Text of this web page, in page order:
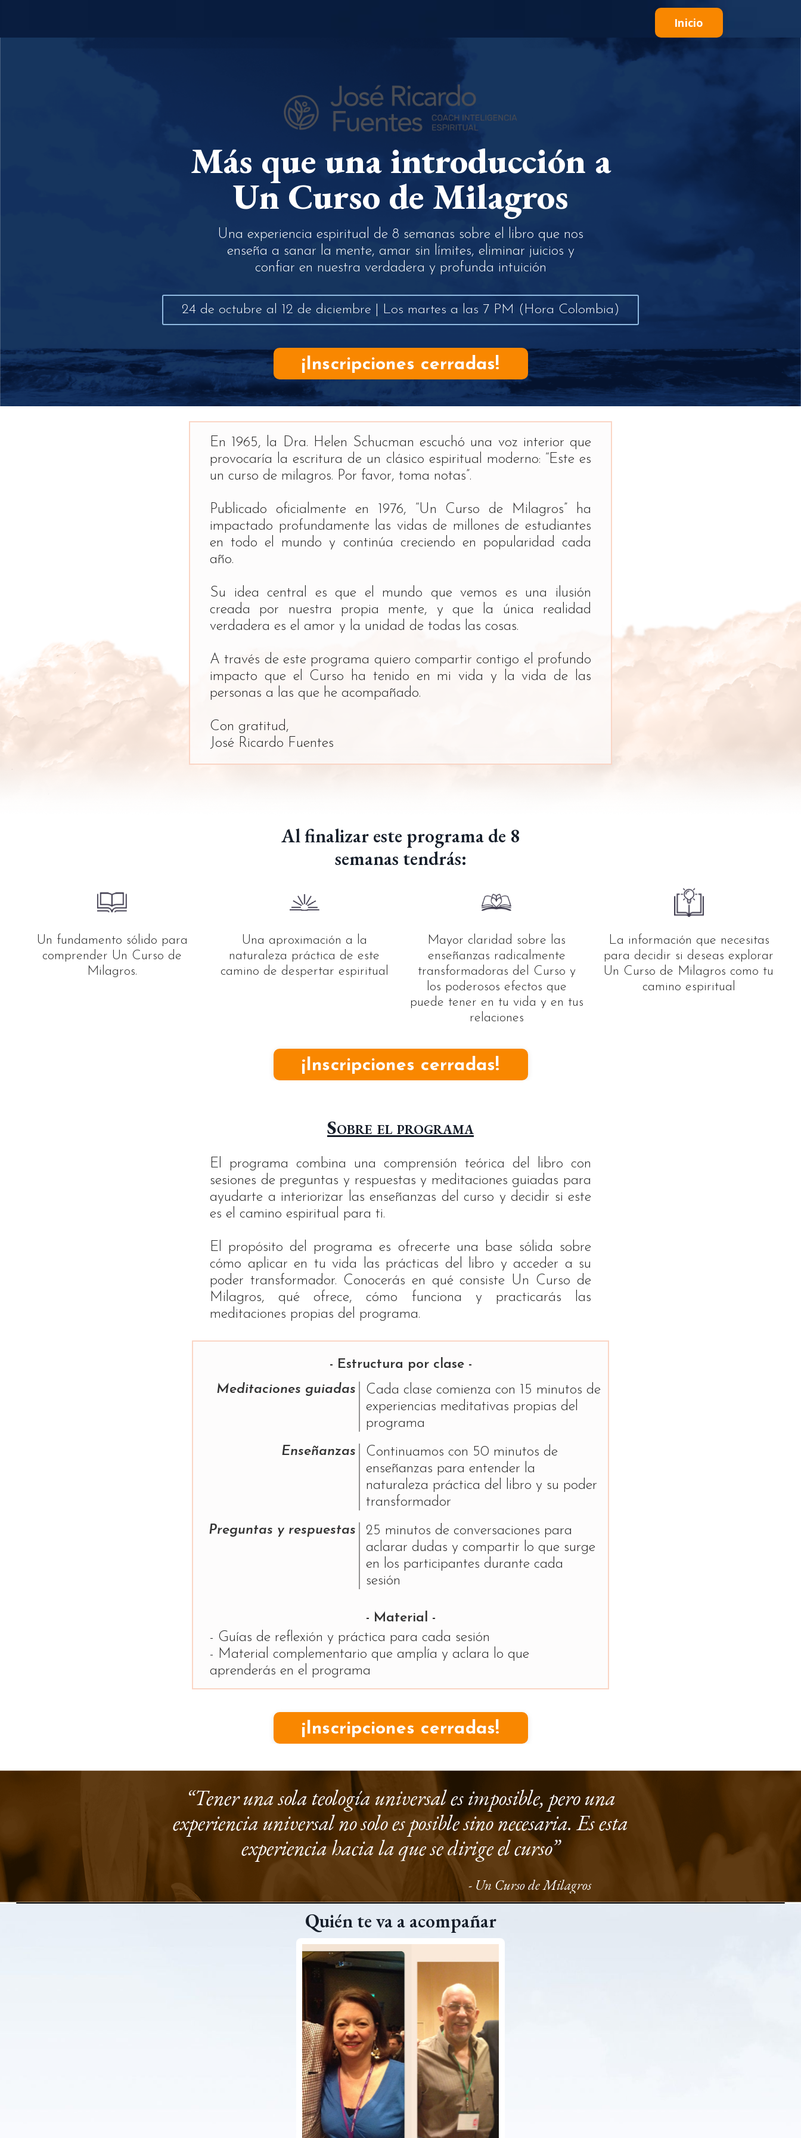
Inicio
Más que una introducción a
Un Curso de Milagros
Una experiencia espiritual de 8 semanas sobre el libro que nos
enseña a sanar la mente, amar sin límites, eliminar juicios y
confiar en nuestra verdadera y profunda intuición
24 de octubre al 12 de diciembre | Los martes a las 7 PM (Hora Colombia)
¡Inscripciones cerradas!
En 1965, la Dra. Helen Schucman escuchó una voz interior que
provocaría la escritura de un clásico espiritual moderno: “Este es
un curso de milagros. Por favor, toma notas”.
Publicado oficialmente en 1976, “Un Curso de Milagros” ha
impactado profundamente las vidas de millones de estudiantes
en todo el mundo y continúa creciendo en popularidad cada
año.
Su idea central es que el mundo que vemos es una ilusión
creada por nuestra propia mente, y que la única realidad
verdadera es el amor y la unidad de todas las cosas.
A través de este programa quiero compartir contigo el profundo
impacto que el Curso ha tenido en mi vida y la vida de las
personas a las que he acompañado.
Con gratitud,
José Ricardo Fuentes
Al finalizar este programa de 8
semanas tendrás:
Un fundamento sólido para
comprender Un Curso de
Milagros.
Una aproximación a la
naturaleza práctica de este
camino de despertar espiritual
Mayor claridad sobre las
enseñanzas radicalmente
transformadoras del Curso y
los poderosos efectos que
puede tener en tu vida y en tus
relaciones
La información que necesitas
para decidir si deseas explorar
Un Curso de Milagros como tu
camino espiritual
¡Inscripciones cerradas!
Sobre el programa
El programa combina una comprensión teórica del libro con
sesiones de preguntas y respuestas y meditaciones guiadas para
ayudarte a interiorizar las enseñanzas del curso y decidir si este
es el camino espiritual para ti.
El propósito del programa es ofrecerte una base sólida sobre
cómo aplicar en tu vida las prácticas del libro y acceder a su
poder transformador. Conocerás en qué consiste Un Curso de
Milagros, qué ofrece, cómo funciona y practicarás las
meditaciones propias del programa.
- Estructura por clase -
Meditaciones guiadas
Cada clase comienza con 15 minutos de
experiencias meditativas propias del
programa
Enseñanzas
Continuamos con 50 minutos de
enseñanzas para entender la
naturaleza práctica del libro y su poder
transformador
Preguntas y respuestas
25 minutos de conversaciones para
aclarar dudas y compartir lo que surge
en los participantes durante cada
sesión
- Material -
- Guías de reflexión y práctica para cada sesión
- Material complementario que amplía y aclara lo que
aprenderás en el programa
¡Inscripciones cerradas!
“Tener una sola teología universal es imposible, pero una
experiencia universal no solo es posible sino necesaria. Es esta
experiencia hacia la que se dirige el curso”
- Un Curso de Milagros
Quién te va a acompañar